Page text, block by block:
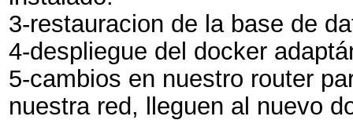
3-restauracion de la base de
4-despliegue del docker
5-cambios en nuestro router
nuestra red, lleguen al nuevo